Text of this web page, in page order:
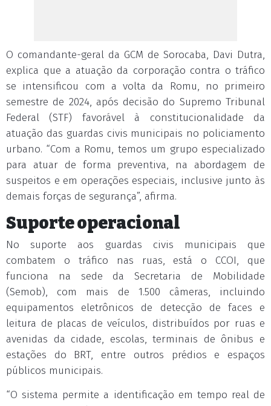
O comandante-geral da GCM de Sorocaba, Davi Dutra,
explica que a atuação da corporação contra o tráfico
se intensificou com a volta da Romu, no primeiro
semestre de 2024, após decisão do Supremo Tribunal
Federal (STF) favorável à constitucionalidade da
atuação das guardas civis municipais no policiamento
urbano. “Com a Romu, temos um grupo especializado
para atuar de forma preventiva, na abordagem de
suspeitos e em operações especiais, inclusive junto às
demais forças de segurança”, afirma.
Suporte operacional
No suporte aos guardas civis municipais que
combatem o tráfico nas ruas, está o CCOI, que
funciona na sede da Secretaria de Mobilidade
(Semob), com mais de 1.500 câmeras, incluindo
equipamentos eletrônicos de detecção de faces e
leitura de placas de veículos, distribuídos por ruas e
avenidas da cidade, escolas, terminais de ônibus e
estações do BRT, entre outros prédios e espaços
públicos municipais.
“O sistema permite a identificação em tempo real de